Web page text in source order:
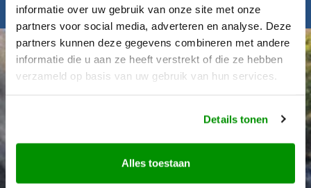
informatie over uw gebruik van onze site met onze
partners voor social media, adverteren en analyse. Deze
partners kunnen deze gegevens combineren met andere
informatie die u aan ze heeft verstrekt of die ze hebben
verzameld op basis van uw gebruik van hun services.
Details tonen
Alles toestaan
Inspiratie nodig?